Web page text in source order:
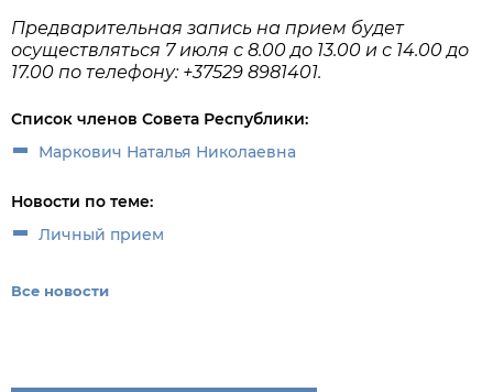
Предварительная запись на прием будет
осуществляться 7 июля с 8.00 до 13.00 и с 14.00 до
17.00 по телефону: +37529 8981401.
Список членов Совета Республики:
Маркович Наталья Николаевна
Новости по теме:
Личный прием
Все новости